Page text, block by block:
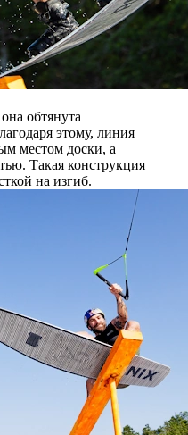
обтянута
этому, линия
местом доски, а
Такая конструкция
на изгиб.